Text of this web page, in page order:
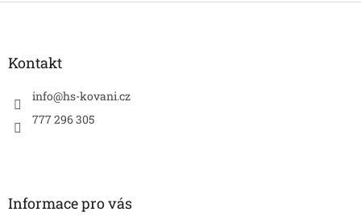
Z
Kontakt
info@hs-kovani.cz
777 296 305
Informace pro vás